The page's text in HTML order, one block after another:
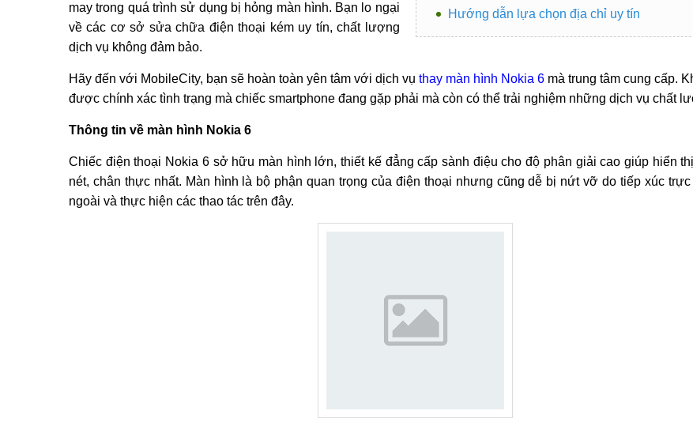
Hướng dẫn lựa chọn địa chỉ uy tín
may trong quá trình sử dụng bị hỏng màn hình. Bạn lo ngại
về các cơ sở sửa chữa điện thoại kém uy tín, chất lượng
dịch vụ không đảm bảo.
Hãy đến với MobileCity, bạn sẽ hoàn toàn yên tâm với dịch vụthay màn hình Nokia 6 mà trung tâm cung cấp.
được chính xác tình trạng mà chiếc smartphone đang gặp phải mà còn có thể trải nghiệm những dịch vụ chất
Thông tin về màn hình Nokia 6
Chiếc điện thoại Nokia 6 sở hữu màn hình lớn, thiết kế đẳng cấp sành điệu cho độ phân giải cao giúp hiển
nét, chân thực nhất. Màn hình là bộ phận quan trọng của điện thoại nhưng cũng dễ bị nứt vỡ do tiếp xúc
ngoài và thực hiện các thao tác trên đây.